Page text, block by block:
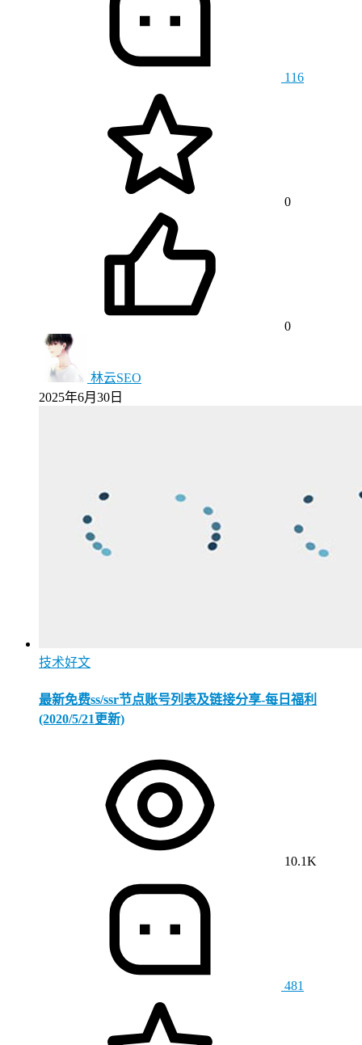
116
0
0
林云SEO
2025年6月30日
技术好文
最新免费ss/ssr节点账号列表及链接分享-每日福利
(2020/5/21更新)
10.1K
481